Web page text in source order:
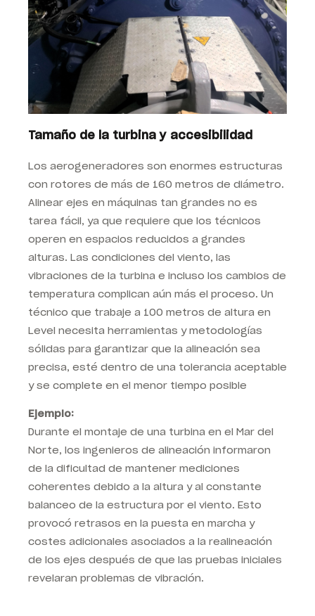
Tamaño de la turbina y accesibilidad
Los aerogeneradores son enormes estructuras
con rotores de más de 160 metros de diámetro.
Alinear ejes en máquinas tan grandes no es
tarea fácil, ya que requiere que los técnicos
operen en espacios reducidos a grandes
alturas. Las condiciones del viento, las
vibraciones de la turbina e incluso los cambios de
temperatura complican aún más el proceso. Un
técnico que trabaje a 100 metros de altura en
Level necesita herramientas y metodologías
sólidas para garantizar que la alineación sea
precisa, esté dentro de una tolerancia aceptable
y se complete en el menor tiempo posible
Ejemplo:
Durante el montaje de una turbina en el Mar del
Norte, los ingenieros de alineación informaron
de la dificultad de mantener mediciones
coherentes debido a la altura y al constante
balanceo de la estructura por el viento. Esto
provocó retrasos en la puesta en marcha y
costes adicionales asociados a la realineación
de los ejes después de que las pruebas iniciales
revelaran problemas de vibración.